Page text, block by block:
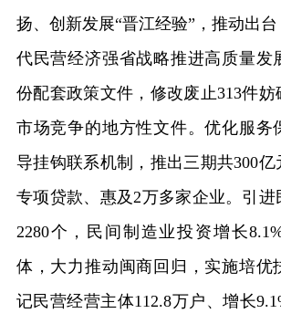
扬、创新发展“晋江经验”，推动出
代民营经济强省战略推进高质量发
份配套政策文件，修改废止313件
市场竞争的地方性文件。优化服务
导挂钩联系机制，推出三期共300
专项贷款、惠及2万多家企业。引进
2280个，民间制造业投资增长
体，大力推动闽商回归，实施培优
记民营经营主体112.8万户、增长